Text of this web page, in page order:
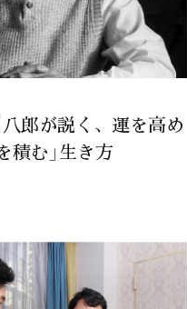
郎が説く、運を高め
積む」生き方